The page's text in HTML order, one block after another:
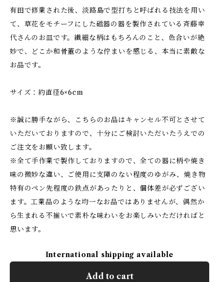
有田で修業された後、淡路島で型打ちと呼ばれる技法を用い
て、草花をモチーフにした磁器の器を製作されている斉藤幸
代さんのお皿です。繊細な柄はもちろんのこと、色合いが絶
妙で、どこか和骨董のような佇まいを感じる、本当に素敵な
お品です。
サイズ：約直径6×6cm
※誠に勝手ながら、こちらのお品はキャンセル不可とさせて
いただいておりますので、十分にご検討いただいたうえでの
ご注文をお願い致します。
※全て手作業で製作しておりますので、全ての器に柄や焼き
味の微妙な違い、ご使用に支障のない程度のゆがみ、焼き物
特有のペン先程度の鉄点があったりと、個体差が必ずござい
ます。工業品のような均一なお品ではありませんが、偶然か
ら生まれる不揃いで素朴な味わいをお楽しみいただければと
思います。
International shipping available
Add to cart